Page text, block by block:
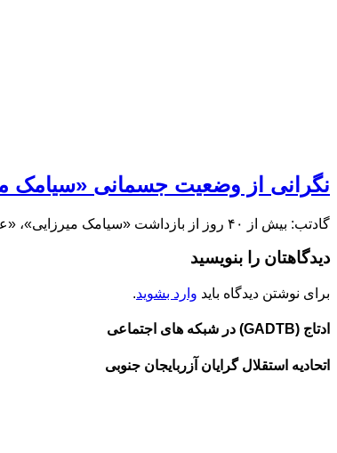
نگرانی از وضعیت جسمانی «سیامک
گادتب: بیش از ۴۰ روز از بازداشت «سیامک میرزایی»، «عسگر اکبرزاده» و «علی واثقی»، سه …
دیدگاهتان را بنویسید
برای نوشتن دیدگاه باید وارد بشوید.
ادتاج (GADTB) در شبکه های اجتماعی
اتحادیه استقلال گرایان آزربایجان جنوبی